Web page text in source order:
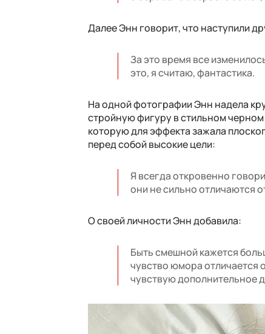
Далее Энн говорит, что наступили
За это время все
это, я считаю, фантастика.
На одной фотографии Энн надела
стройную фигуру в стильном
которую для эффекта зажала
перед собой высокие цели:
Я всегда откровенно
они не сильно отличаются
О своей личности Энн добавила:
Быть ​​смешной кажется
чувство юмора отличается
чувствую дополнительное